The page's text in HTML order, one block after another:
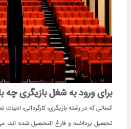
برای ورود به شغل بازیگری چه
کسانی که در رشته بازیگری، کارگردانی،
تحصیل پرداخته و فارغ التحصیل شده اند،